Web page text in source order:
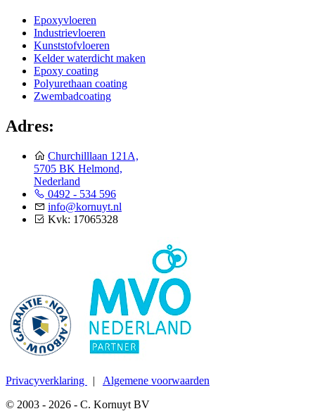
Epoxyvloeren
Industrievloeren
Kunststofvloeren
Kelder waterdicht maken
Epoxy coating
Polyurethaan coating
Zwembadcoating
Adres:
Churchilllaan 121A,
5705 BK Helmond,
Nederland
0492 - 534 596
info@kornuyt.nl
Kvk: 17065328
Privacyverklaring | Algemene voorwaarden
© 2003 - 2026 - C. Kornuyt BV